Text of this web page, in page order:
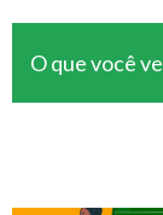
O que você